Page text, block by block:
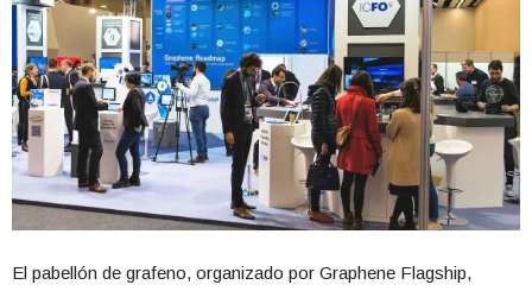
El pabellón de grafeno, organizado por Graphene Flagship,